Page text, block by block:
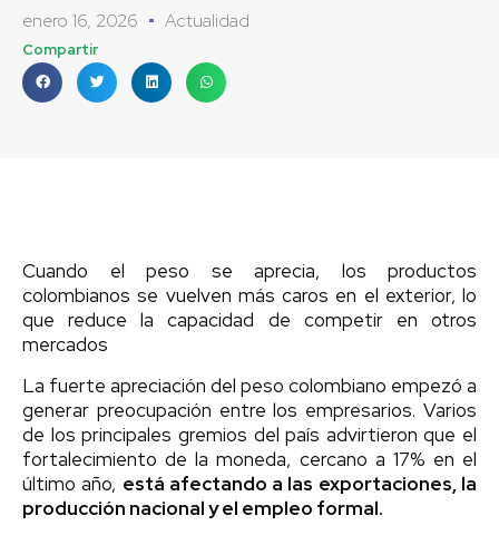
enero 16, 2026 Actualidad
Compartir
Cuando el peso se aprecia, los productos
colombianos se vuelven más caros en el exterior, lo
que reduce la capacidad de competir en otros
mercados
La fuerte apreciación del peso colombiano empezó a
generar preocupación entre los empresarios. Varios
de los principales gremios del país advirtieron que el
fortalecimiento de la moneda, cercano a 17% en el
último año, está afectando a las exportaciones, la
producción nacional y el empleo formal.